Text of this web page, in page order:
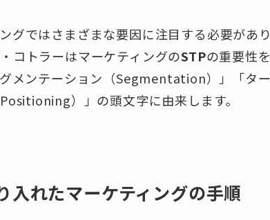
グではさまざまな要因に注目する必要があ
コトラーはマーケティングのSTPの重要性
メンテーション（Segmentation）」「タ
）」の頭文字に由来します。
入れたマーケティングの手順